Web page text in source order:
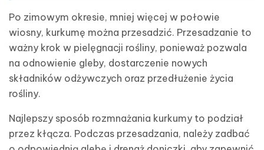
Po zimowym okresie, mniej więcej w połowie
wiosny, kurkumę można przesadzić. Przesadzanie to
ważny krok w pielęgnacji rośliny, ponieważ pozwala
na odnowienie gleby, dostarczenie nowych
składników odżywczych oraz przedłużenie życia
rośliny.
Najlepszy sposób rozmnażania kurkumy to podział
przez kłącza. Podczas przesadzania, należy zadbać